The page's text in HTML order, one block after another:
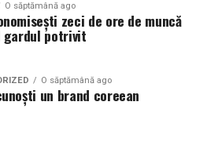
O săptămână ago
zeci de ore de muncă
gardul potrivit
O săptămână ago
un brand coreean